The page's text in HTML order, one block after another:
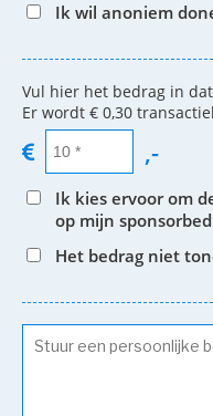
Ik wil anoniem
Vul hier het bedrag in
Er wordt € 0,30
,-
Ik kies ervoor om
op mijn
Het bedrag niet